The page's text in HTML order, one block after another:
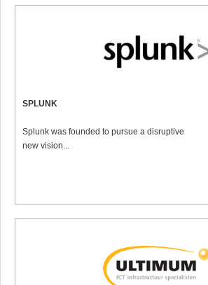
SPLUNK
Splunk was founded to pursue a disruptive
new vision...